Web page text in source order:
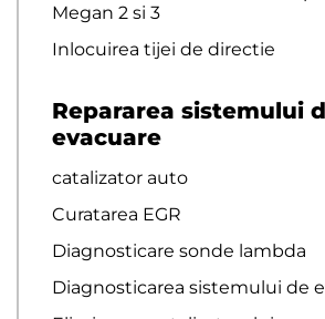
Megan 2 si 3
Inlocuirea tijei de directie
Repararea sistemului
evacuare
catalizator auto
Curatarea EGR
Diagnosticare sonde lambda
Diagnosticarea sistemului de